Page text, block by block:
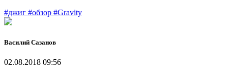
#джиг #обзор #Gravity
Василий Сазанов
02.08.2018 09:56